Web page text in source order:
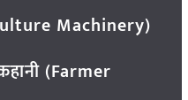
Machinery)
(Farmer